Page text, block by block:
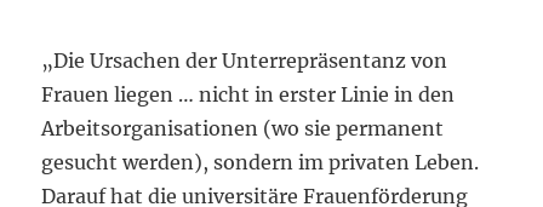
„Die Ursachen der Unterrepräsentanz von
Frauen liegen … nicht in erster Linie in den
Arbeitsorganisationen (wo sie permanent
gesucht werden), sondern im privaten Leben.
Darauf hat die universitäre Frauenförderung